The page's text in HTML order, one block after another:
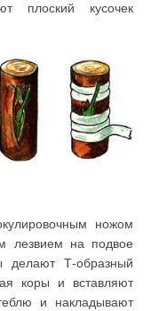
плоский кусочек
ножом
лезвием на подвое
делают Т-образный
коры и вставляют
и накладывают